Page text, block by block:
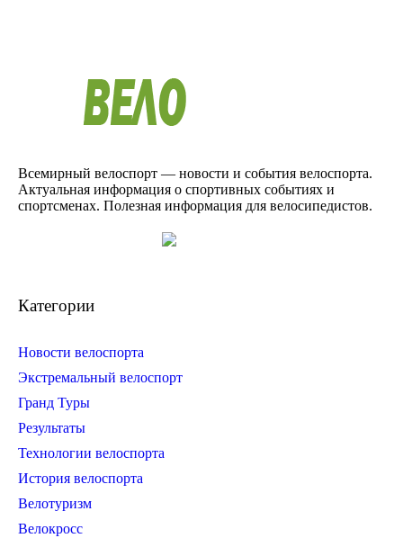
Всемирный велоспорт — новости и события велоспорта.
Актуальная информация о спортивных событиях и
спортсменах. Полезная информация для велосипедистов.
Категории
Новости велоспорта
Экстремальный велоспорт
Гранд Туры
Результаты
Технологии велоспорта
История велоспорта
Велотуризм
Велокросс